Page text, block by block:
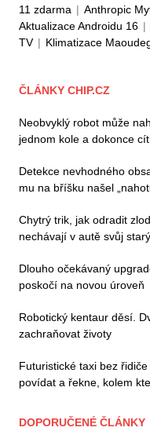
11 zdarma | Anthropic
Aktualizace Androidu 16 |
TV | Klimatizace
ČLÁNKY CHIP.CZ
Neobvyklý robot může
jednom kole a dokonce
Detekce nevhodného
mu na bříšku našel
Chytrý trik, jak odradit
nechávají v autě svůj
Dlouho očekávaný
poskočí na novou úroveň
Robotický kentaur děsí.
zachraňovat životy
Futuristické taxi bez
povídat a řekne, kolem
DOPORUČENÉ ČLÁNKY